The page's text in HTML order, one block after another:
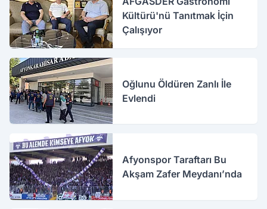
Kültürü'nü Tanıtmak İçin
Çalışıyor
Oğlunu Öldüren Zanlı İle
Evlendi
Afyonspor Taraftarı Bu
Akşam Zafer Meydanı’nda